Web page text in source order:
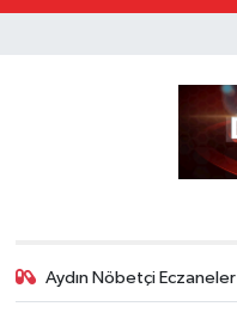
Aydın Nöbetçi Eczaneler